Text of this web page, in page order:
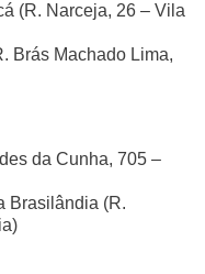
(R. Narceja, 26 – Vila
Brás Machado Lima,
da Cunha, 705 –
Brasilândia (R.